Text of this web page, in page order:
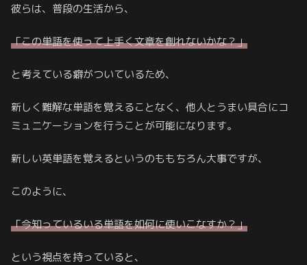
彼らは、普段の生活から、
「この単語を使って上手く文章を創れないかな？」
と考えている癖がついているため、
新しく難解な単語を覚えることなく、他人とうまい具合にコ
ミュニケーションを行うことが可能になります。
新しい英単語を覚えるというのももちろん大事ですが、
このように、
「今知っているいる単語を如何に使いこなすか？」
という視点を持っていると、